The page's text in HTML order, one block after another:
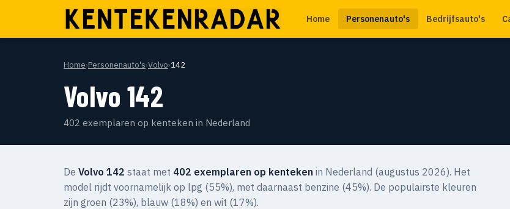
Home Personenauto's Bedrijfsauto's
Home›Personenauto's›Volvo›142
Volvo 142
402 exemplaren op kenteken in Nederland
De Volvo 142 staat met 402 exemplaren op kenteken in Nederland (augustus 2026). Het
model rijdt voornamelijk op lpg (55%), met daarnaast benzine (45%). De populairste kleuren
zijn groen (23%), blauw (18%) en wit (17%).